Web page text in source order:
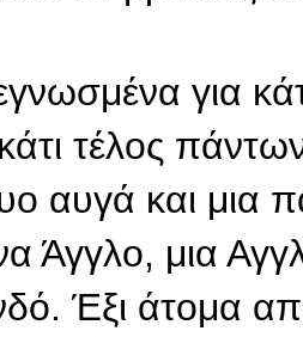
για
τέλος
αυγά και μια
Άγγλο, μια
Έξι άτομα